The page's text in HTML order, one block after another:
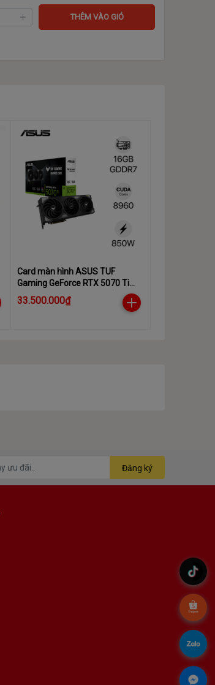
THÊM VÀO GIỎ
Card màn hình ASUS TUF
Gaming GeForce RTX 5070 Ti
16GB GDDR7 OC Edition (TUF-
RTX5070TI-OC16G-GAMING)
33.500.000₫
Đăng ký
.
.
.
.